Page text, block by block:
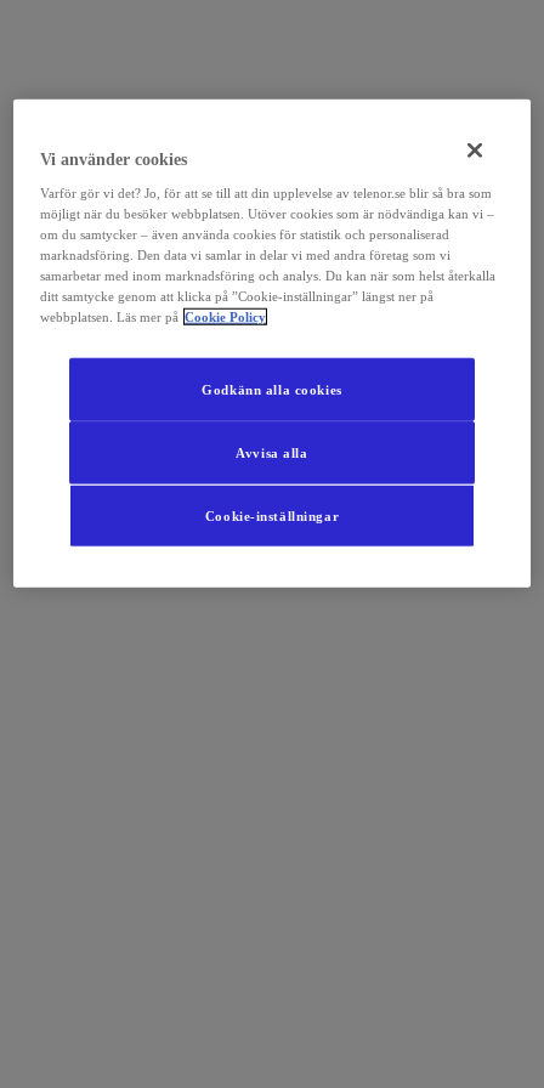
Vi använder cookies
Varför gör vi det? Jo, för att se till att din upplevelse av telenor.se blir så bra som
möjligt när du besöker webbplatsen. Utöver cookies som är nödvändiga kan vi –
om du samtycker – även använda cookies för statistik och personaliserad
marknadsföring. Den data vi samlar in delar vi med andra företag som vi
samarbetar med inom marknadsföring och analys. Du kan när som helst återkalla
ditt samtycke genom att klicka på ”Cookie-inställningar” längst ner på
webbplatsen. Läs mer på Cookie Policy
Cookie-inställningar
Avvisa alla
Godkänn alla cookies